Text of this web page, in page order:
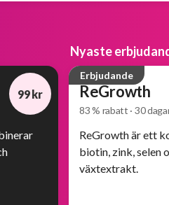
99 kr
Nyaste
Erbjudande
ReGrowth
83 % rabatt · 30
ReGrowth är ett
biotin, zink, selen
växtextrakt.